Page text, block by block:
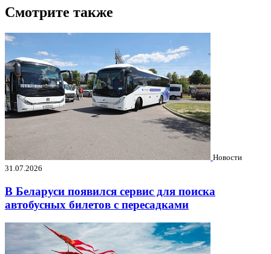
Смотрите также
Новости
31.07.2026
В Беларуси появился сервис для поиска
автобусных билетов с пересадками